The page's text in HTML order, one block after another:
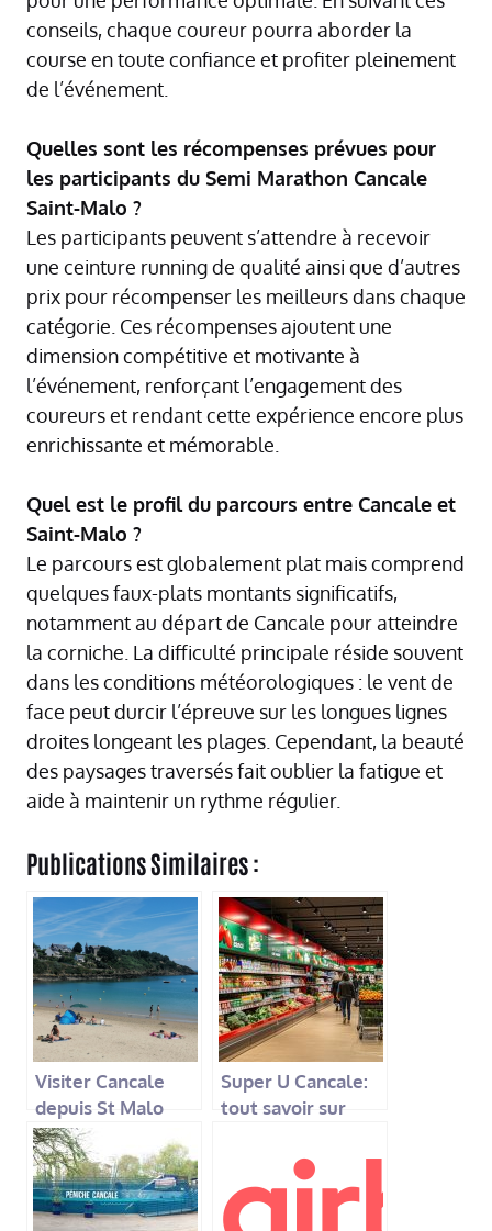
conseils, chaque coureur pourra aborder la
course en toute confiance et profiter pleinement
de l’événement.
Quelles sont les récompenses prévues pour
les participants du Semi Marathon Cancale
Saint-Malo ?
Les participants peuvent s’attendre à recevoir
une ceinture running de qualité ainsi que d’autres
prix pour récompenser les meilleurs dans chaque
catégorie. Ces récompenses ajoutent une
dimension compétitive et motivante à
l’événement, renforçant l’engagement des
coureurs et rendant cette expérience encore plus
enrichissante et mémorable.
Quel est le profil du parcours entre Cancale et
Saint-Malo ?
Le parcours est globalement plat mais comprend
quelques faux-plats montants significatifs,
notamment au départ de Cancale pour atteindre
la corniche. La difficulté principale réside souvent
dans les conditions météorologiques : le vent de
face peut durcir l’épreuve sur les longues lignes
droites longeant les plages. Cependant, la beauté
des paysages traversés fait oublier la fatigue et
aide à maintenir un rythme régulier.
Publications Similaires :
Visiter Cancale
depuis St Malo
lors de vos
vacances
Super U Cancale:
tout savoir sur
supermarché local